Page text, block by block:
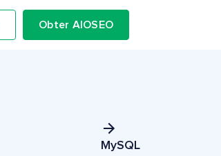
Obter AIOSEO
MySQL